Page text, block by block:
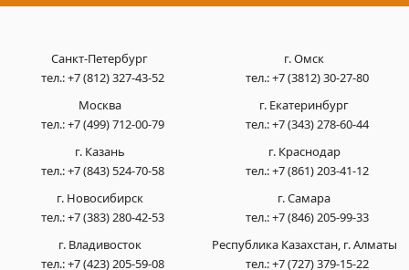
Санкт-Петербург
тел.:+7 (812) 327-43-52
Москва
тел.:+7 (499) 712-00-79
г. Казань
тел.:+7 (843) 524-70-58
г. Новосибирск
тел.:+7 (383) 280-42-53
г. Омск
тел.:+7 (3812) 30-27-80
г. Екатеринбург
тел.:+7 (343) 278-60-44
г. Краснодар
тел.:+7 (861) 203-41-12
г. Самара
тел.:+7 (846) 205-99-33
г. Владивосток
тел.:+7 (423) 205-59-08
Республика Казахстан, г. Алматы
тел.:+7 (727) 379-15-22